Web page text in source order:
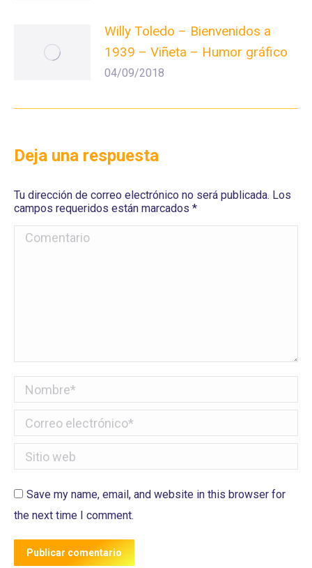
Willy Toledo – Bienvenidos a
1939 – Viñeta – Humor gráfico
04/09/2018
Deja una respuesta
Tu dirección de correo electrónico no será publicada. Los
campos requeridos están marcados *
Comentario
Nombre *
Correo electrónico *
Sitio web
Save my name, email, and website in this browser for
the next time I comment.
Publicar comentario